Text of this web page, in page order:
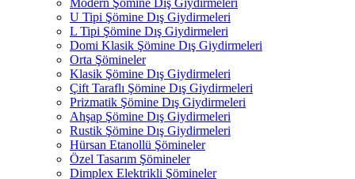
Modern Şömine Dış Giydirmeleri
U Tipi Şömine Dış Giydirmeleri
L Tipi Şömine Dış Giydirmeleri
Domi Klasik Şömine Dış Giydirmeleri
Orta Şömineler
Klasik Şömine Dış Giydirmeleri
Çift Taraflı Şömine Dış Giydirmeleri
Prizmatik Şömine Dış Giydirmeleri
Ahşap Şömine Dış Giydirmeleri
Rustik Şömine Dış Giydirmeleri
Hürsan Etanollü Şömineler
Özel Tasarım Şömineler
Dimplex Elektrikli Şömineler